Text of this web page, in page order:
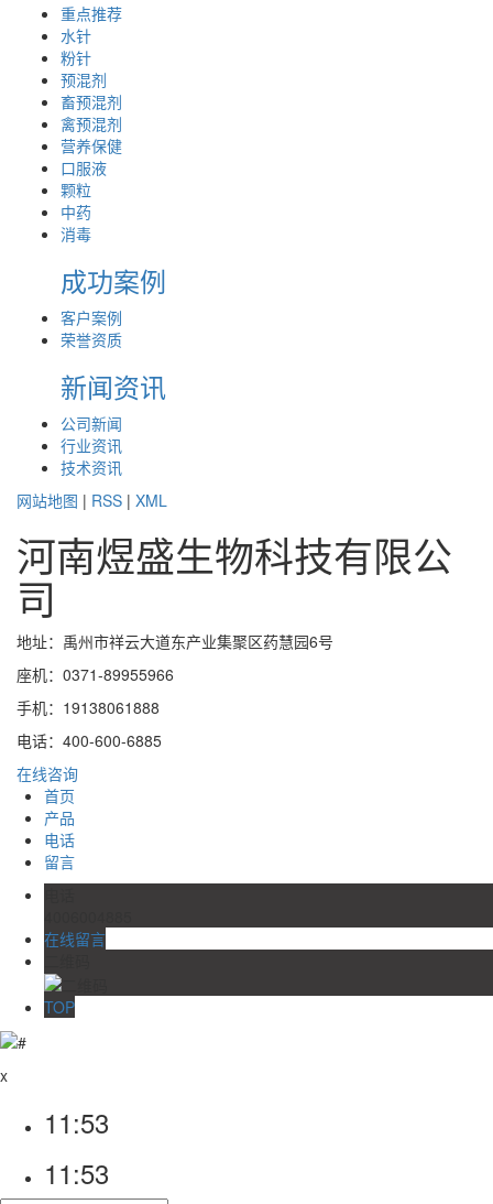
重点推荐
水针
粉针
预混剂
畜预混剂
禽预混剂
营养保健
口服液
颗粒
中药
消毒
成功案例
客户案例
荣誉资质
新闻资讯
公司新闻
行业资讯
技术资讯
网站地图 | RSS | XML
河南煜盛生物科技有限公
司
地址：禹州市祥云大道东产业集聚区药慧园6号
座机：0371-89955966
手机：19138061888
电话：400-600-6885
在线咨询
首页
产品
电话
留言
在线留言
TOP
x
11:53
11:53